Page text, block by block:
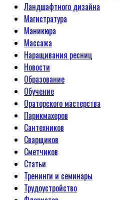
Ландшафтного дизайна
Магистратура
Маникюра
Массажа
Наращивания ресниц
Новости
Образование
Обучение
Ораторского мастерства
Парикмахеров
Сантехников
Сварщиков
Сметчиков
Статьи
Тренинги и семинары
Трудоустройство